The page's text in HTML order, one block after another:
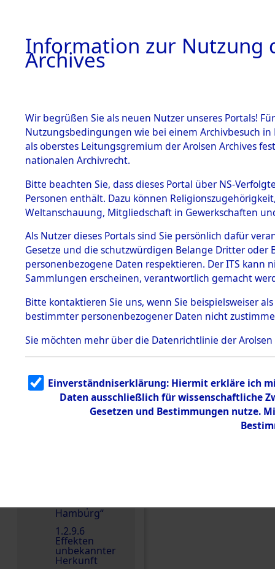
BESTÄNDE
1.
Inhaftierungsdoku
mente
1.2.9 Beim ITS
Effekten
1.2.9.1
Effekten aus
dem KZ
Dachau
1.2.9.2
Effekten aus
dem KZ
Bayerisches
1.2.9.3
Effekten aus
dem KZ
Neuengamm
Hamburg“
1.2.9.6
Effekten
unbekannter
Herkunft
0004
Einen Kommentar
Information zur Nutzung
Archives
Wir begrüßen Sie als neuen Nutzer unseres Portals!
Nutzungsbedingungen wie bei einem Archivbesuch
als oberstes Leitungsgremium der Arolsen Archives
nationalen Archivrecht.
Bitte beachten Sie, dass dieses Portal über NS-
Personen enthält. Dazu können
Weltanschauung, Mitgliedschaft in Gewerkschaften
Als Nutzer dieses Portals sind Sie persönlich dafür
Gesetze und die schutzwürdigen Belange Dritter
personenbezogene Daten respektieren. Der ITS
Sammlungen erscheinen, verantwortlich gemacht
Bitte kontaktieren Sie uns, wenn Sie beispielsweiser
bestimmter personenbezogener Daten nicht
Sie möchten mehr über die Datenrichtlinie der Arolsen
Einverständniserklärung: Hiermit erkläre ich
Daten ausschließlich für wissenschaftliche
Gesetzen und Bestimmungen nutze.